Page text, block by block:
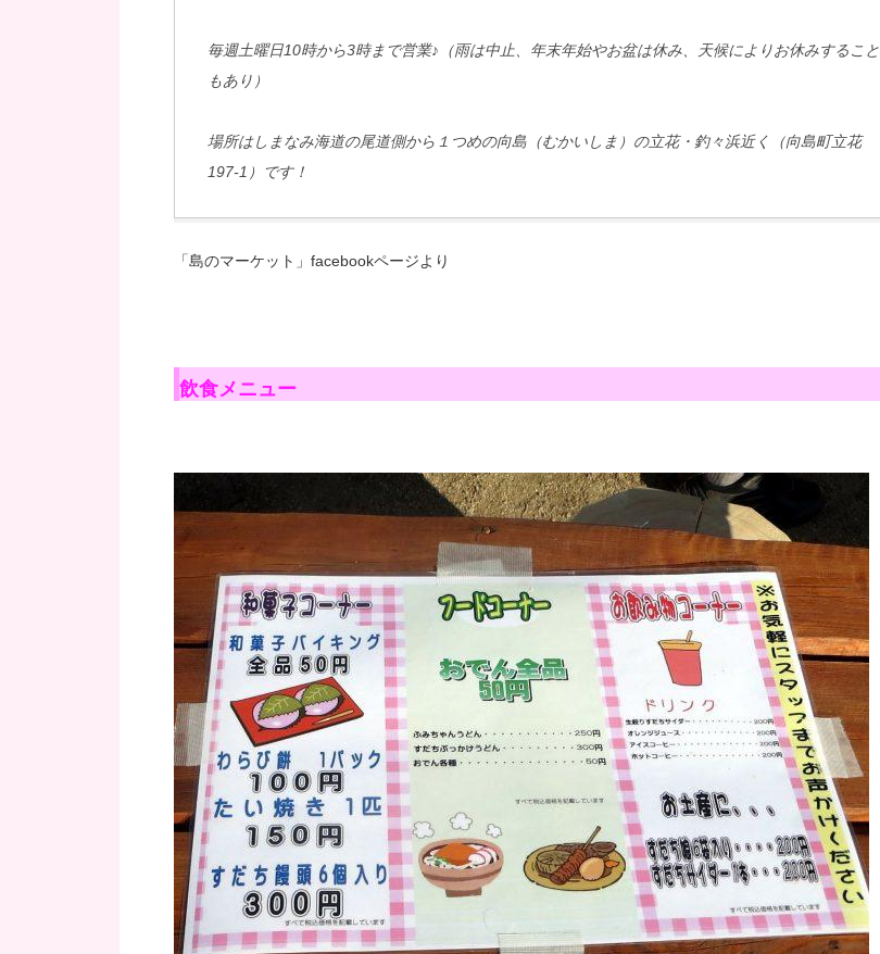
毎週土曜日10時から3時まで営業♪（雨は中止、年末年始やお盆は休み、天候によりお休みすること
もあり）
場所はしまなみ海道の尾道側から１つめの向島（むかいしま）の立花・釣々浜近く（向島町立花
197-1）です！
「島のマーケット」facebookページより
飲食メニュー